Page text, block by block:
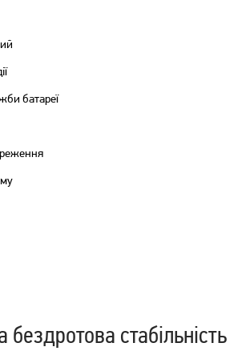
батареї
бездротова стабільність